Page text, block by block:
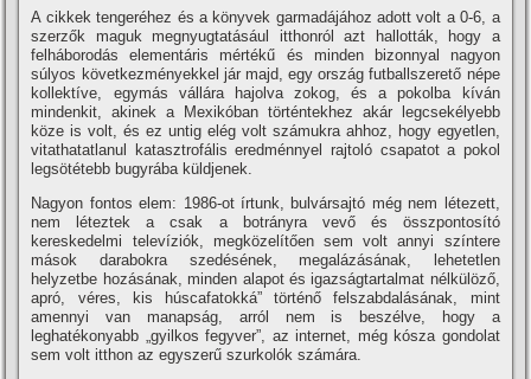
A cikkek tengeréhez és a könyvek garmadájához adott volt a 0-6, a
szerzők maguk megnyugtatásául itthonról azt hallották, hogy a
felháborodás elementáris mértékű és minden bizonnyal nagyon
súlyos következményekkel jár majd, egy ország futballszerető népe
kollektí­ve, egymás vállára hajolva zokog, és a pokolba kí­ván
mindenkit, akinek a Mexikóban történtekhez akár legcsekélyebb
köze is volt, és ez untig elég volt számukra ahhoz, hogy egyetlen,
vitathatatlanul katasztrofális eredménnyel rajtoló csapatot a pokol
legsötétebb bugyrába küldjenek.
Nagyon fontos elem: 1986-ot í­rtunk, bulvársajtó még nem létezett,
nem léteztek a csak a botrányra vevő és összpontosí­tó
kereskedelmi televí­ziók, megközelí­tően sem volt annyi szí­ntere
mások darabokra szedésének, megalázásának, lehetetlen
helyzetbe hozásának, minden alapot és igazságtartalmat nélkülöző,
apró, véres, kis húscafatokká” történő felszabdalásának, mint
amennyi van manapság, arról nem is beszélve, hogy a
leghatékonyabb „gyilkos fegyver”, az internet, még kósza gondolat
sem volt itthon az egyszerű szurkolók számára.